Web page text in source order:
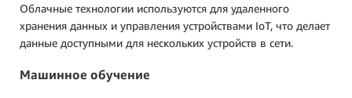
Облачные технологии используются для удаленного
хранения данных и управления устройствами IoT, что делает
данные доступными для нескольких устройств в сети.
Машинное обучение